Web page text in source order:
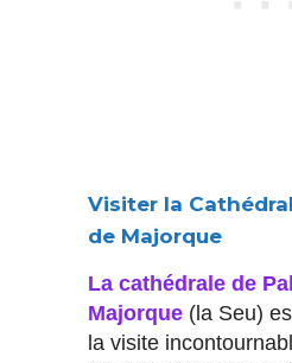
Visiter la
de Majorque
La cathédrale de
Majorque (la Seu)
la visite